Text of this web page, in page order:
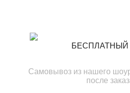
Самовывоз из нашего
после